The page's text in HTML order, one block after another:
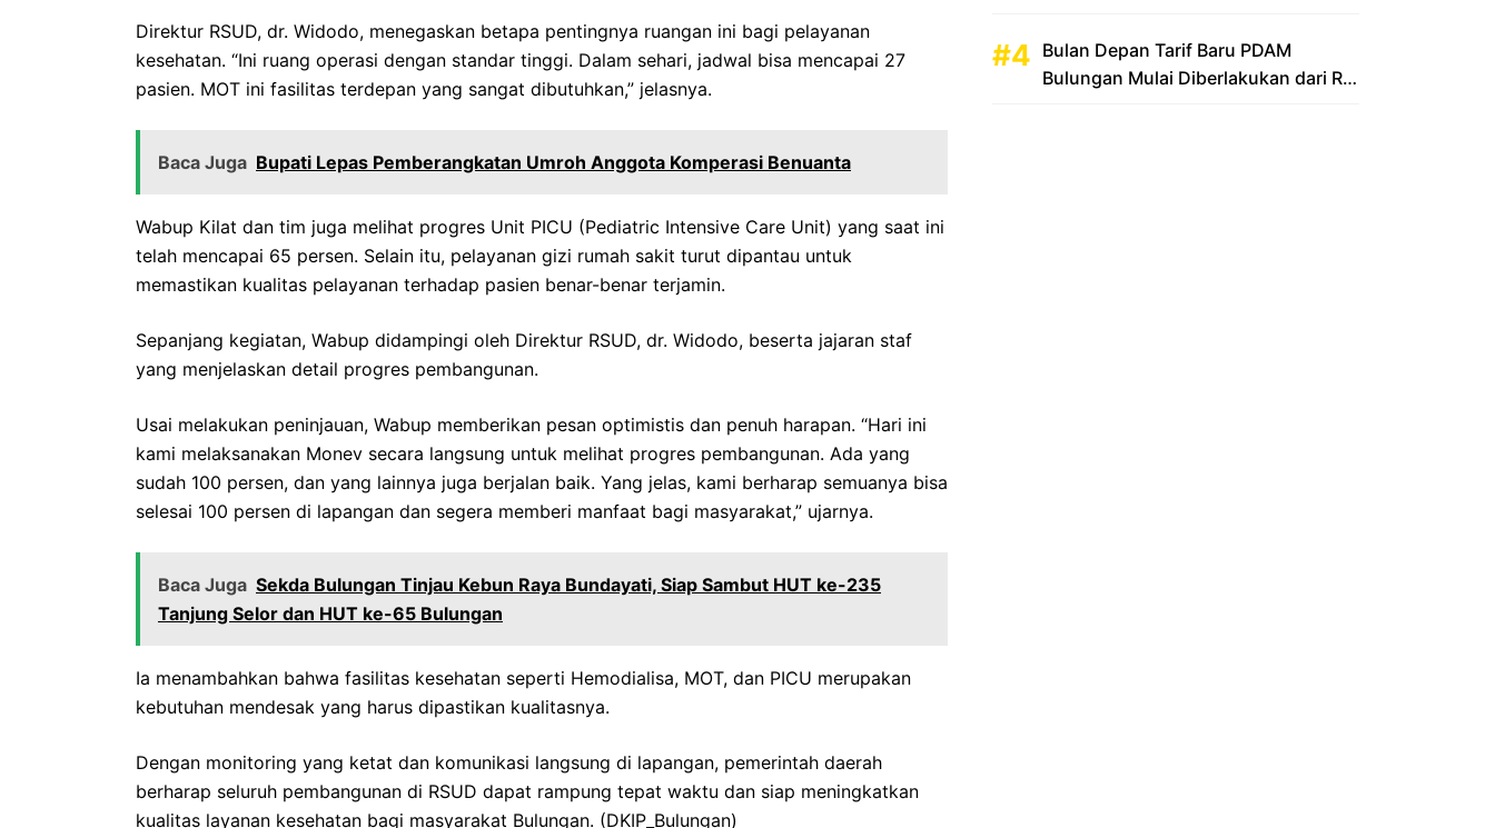
Direktur RSUD, dr. Widodo, menegaskan betapa pentingnya ruangan ini bagi pelayanan
kesehatan. “Ini ruang operasi dengan standar tinggi. Dalam sehari, jadwal bisa mencapai 27
pasien. MOT ini fasilitas terdepan yang sangat dibutuhkan,” jelasnya.
Baca Juga Bupati Lepas Pemberangkatan Umroh Anggota Komperasi Benuanta
Wabup Kilat dan tim juga melihat progres Unit PICU (Pediatric Intensive Care Unit) yang saat ini
telah mencapai 65 persen. Selain itu, pelayanan gizi rumah sakit turut dipantau untuk
memastikan kualitas pelayanan terhadap pasien benar-benar terjamin.
Sepanjang kegiatan, Wabup didampingi oleh Direktur RSUD, dr. Widodo, beserta jajaran staf
yang menjelaskan detail progres pembangunan.
Usai melakukan peninjauan, Wabup memberikan pesan optimistis dan penuh harapan. “Hari ini
kami melaksanakan Monev secara langsung untuk melihat progres pembangunan. Ada yang
sudah 100 persen, dan yang lainnya juga berjalan baik. Yang jelas, kami berharap semuanya bisa
selesai 100 persen di lapangan dan segera memberi manfaat bagi masyarakat,” ujarnya.
Baca Juga Sekda Bulungan Tinjau Kebun Raya Bundayati, Siap Sambut HUT ke-235
Tanjung Selor dan HUT ke-65 Bulungan
Ia menambahkan bahwa fasilitas kesehatan seperti Hemodialisa, MOT, dan PICU merupakan
kebutuhan mendesak yang harus dipastikan kualitasnya.
Dengan monitoring yang ketat dan komunikasi langsung di lapangan, pemerintah daerah
berharap seluruh pembangunan di RSUD dapat rampung tepat waktu dan siap meningkatkan
kualitas layanan kesehatan bagi masyarakat Bulungan. (DKIP_Bulungan)
Bulan Depan Tarif Baru PDAM
Bulungan Mulai Diberlakukan dari Rp